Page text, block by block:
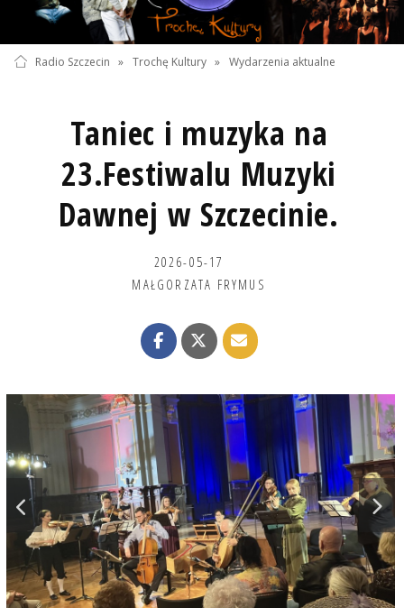
Radio Szczecin » Trochę Kultury » Wydarzenia aktualne
Taniec i muzyka na
23.Festiwalu Muzyki
Dawnej w Szczecinie.
2026-05-17
MAŁGORZATA FRYMUS